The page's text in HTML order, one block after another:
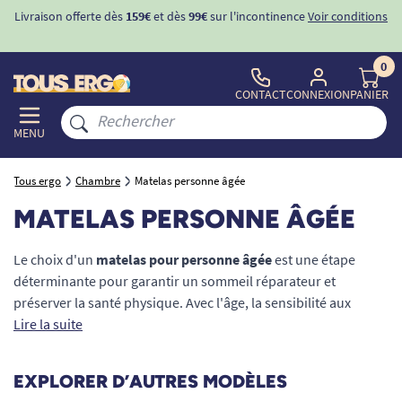
Livraison offerte dès 159€et dès99€sur l'incontinenceVoir conditions
MENU
CONTACTCONNEXION
0
PANIER
Tous ergo Chambre Matelas personne âgée
MATELAS PERSONNE ÂGÉE
Le choix d'un matelas pour personne âgéeest une étape
déterminante pour garantir un sommeil réparateur et
préserver la santé physique. Avec l'âge, la sensibilité aux
points de pression augmente et le renouvellement cellulaire
pour soulager les douleurs articulaires, dorsales ou
circulatoires.
Lire la suite
EXPLORER D’AUTRES MODÈLES